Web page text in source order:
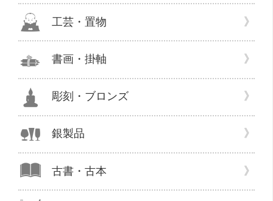
工芸・置物
書画・掛軸
彫刻・ブロンズ
銀製品
古書・古本